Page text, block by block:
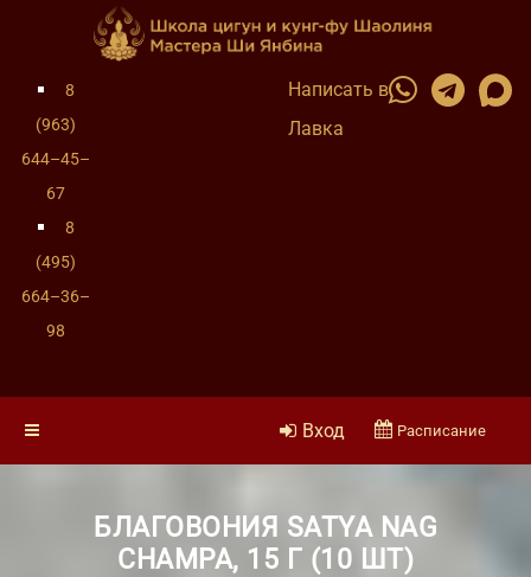
8
(963)
644–45–
67
8
(495)
664–36–
98
Написать в
Лавка
Вход Расписание
БЛАГОВОНИЯ SATYA NAG
CHAMPA, 15 Г (10 ШТ)